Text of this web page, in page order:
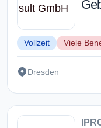
Vollzeit Viele
Dresden